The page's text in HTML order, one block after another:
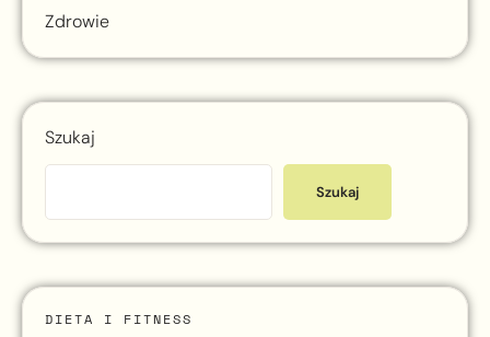
Zdrowie
Szukaj
Szukaj
DIETA I FITNESS